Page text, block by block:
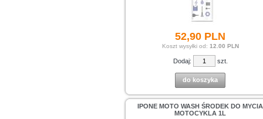
52,90 PLN
Koszt wysyłki od: 12.00 PLN
Dodaj: szt.
do koszyka
IPONE MOTO WASH ŚRODEK DO MYCIA
MOTOCYKLA 1L